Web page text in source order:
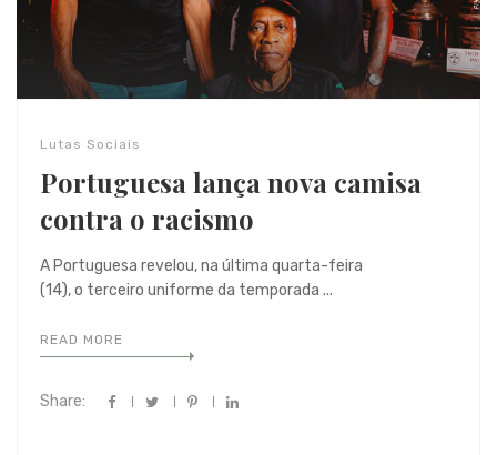
Lutas Sociais
Portuguesa lança nova camisa
contra o racismo
A Portuguesa revelou, na última quarta-feira
(14), o terceiro uniforme da temporada ...
READ MORE
Share: